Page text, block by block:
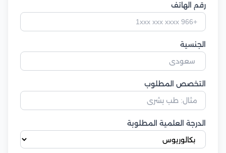
رقم الهاتف
الجنسية
التخصص المطلوب
الدرجة العلمية المطلوبة